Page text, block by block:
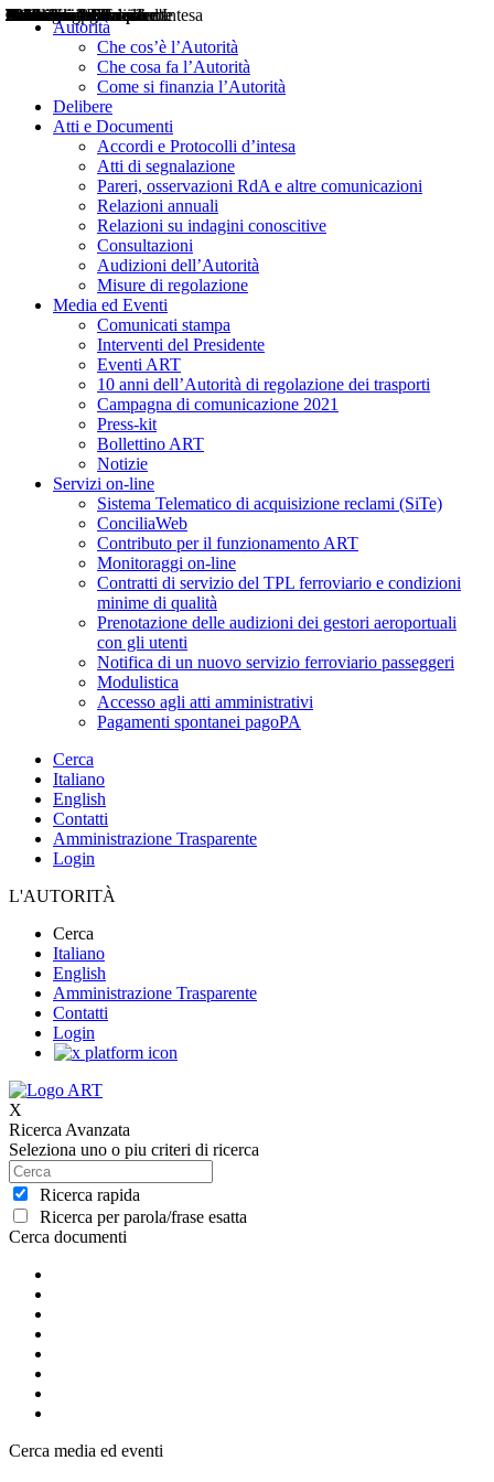
Autorità
Che cos’è l’Autorità
Che cosa fa l’Autorità
Come si finanzia l’Autorità
Delibere
Atti e Documenti
Accordi e Protocolli d’intesa
Atti di segnalazione
Pareri, osservazioni RdA e altre comunicazioni
Relazioni annuali
Relazioni su indagini conoscitive
Consultazioni
Audizioni dell’Autorità
Misure di regolazione
Media ed Eventi
Comunicati stampa
Interventi del Presidente
Eventi ART
10 anni dell’Autorità di regolazione dei trasporti
Campagna di comunicazione 2021
Press-kit
Bollettino ART
Notizie
Servizi on-line
Sistema Telematico di acquisizione reclami (SiTe)
ConciliaWeb
Contributo per il funzionamento ART
Monitoraggi on-line
Contratti di servizio del TPL ferroviario e condizioni
minime di qualità
Prenotazione delle audizioni dei gestori aeroportuali
con gli utenti
Notifica di un nuovo servizio ferroviario passeggeri
Modulistica
Accesso agli atti amministrativi
Pagamenti spontanei pagoPA
Cerca
Italiano
English
Contatti
Amministrazione Trasparente
Login
L'AUTORITÀ
Cerca
Italiano
English
Amministrazione Trasparente
Contatti
Login
X
Ricerca Avanzata
Seleziona uno o piu criteri di ricerca
Ricerca rapida
Ricerca per parola/frase esatta
Cerca documenti
Delibere
Pareri
Consultazioni
Audizioni
Atti di Segnalazione
Accordi e Protocolli d'Intesa
Relazioni annuali
Misure di regolazione
Cerca media ed eventi
Notizie
Comunicati Stampa
Bollettini ART
Convegni ART
Interviste del Presidente
Articoli in primo piano
Interventi del Presidente
2004
2005
2010
2013
2014
2015
2016
2017
2018
2019
202
2020
2021
2022
2023
2024
2025
2026
Aereo
Marittimo
Terrestre